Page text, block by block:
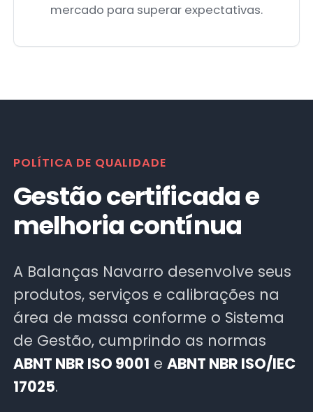
mercado para superar expectativas.
POLÍTICA DE QUALIDADE
Gestão certificada e
melhoria contínua
A Balanças Navarro desenvolve seus
produtos, serviços e calibrações na
área de massa conforme o Sistema
de Gestão, cumprindo as normas
ABNT NBR ISO 9001 e ABNT NBR ISO/IEC
17025.